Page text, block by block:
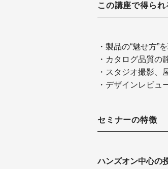
この講座で得られ
・製品の“魅せ方”
・カタログ品質の
・スタジオ撮影、
・デザインレビュ
セミナーの特徴
ハンズオン中心の